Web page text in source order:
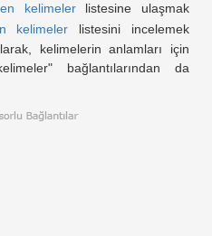
kelimelerlistesine ulaşmak
kelimeler listesini incelemek
kelimelerin anlamları için
bağlantılarından da